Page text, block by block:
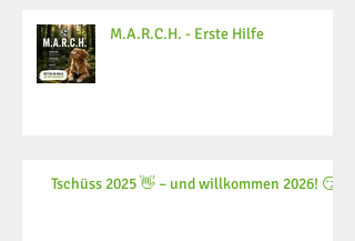
M.A.R.C.H. - Erste Hilfe
Tschüss 2025 👋 – und willkommen 2026! 😏